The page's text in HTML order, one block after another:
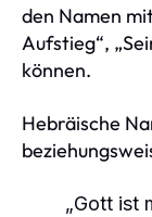
den Namen
Aufstieg“,
können.
Hebräische
„Gott ist